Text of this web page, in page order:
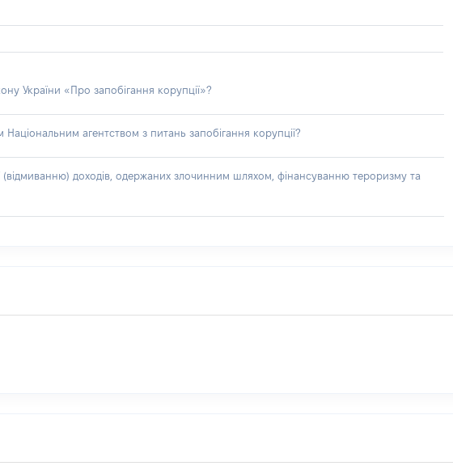
України «Про запобігання корупції»?
агентством з питань запобігання корупції?
(відмиванню) доходів, одержаних злочинним шляхом, фінансуванню тероризму та